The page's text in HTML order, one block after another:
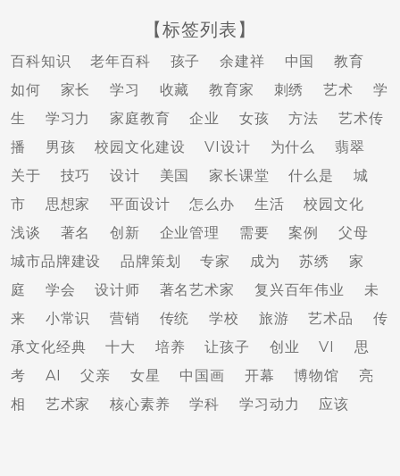
【标签列表】
百科知识 老年百科 孩子 余建祥 中国
教育
如何
家长 学习 收藏 教育家 刺绣 艺术
学
生
学习力 家庭教育 企业 女孩 方法
艺术传
播
男孩 校园文化建设 VI设计 为什么
翡翠
关于
技巧 设计 美国 家长课堂 什么是
城
市
思想家 平面设计 怎么办 生活
校园文化
浅谈
著名 创新 企业管理 需要 案例
父母
城市品牌建设
品牌策划 专家 成为 苏绣
家
庭
学会 设计师 著名艺术家 复兴百年伟业
未
来
小常识 营销 传统 学校 旅游 艺术品
传
承文化经典
十大 培养 让孩子 创业 VI
思
考
AI 父亲 女星 中国画 开幕 博物馆
亮
相
艺术家 核心素养 学科 学习动力 应该